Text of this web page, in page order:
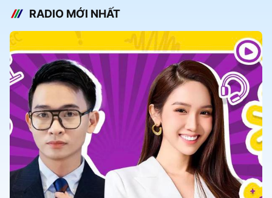
RADIO MỚI NHẤT